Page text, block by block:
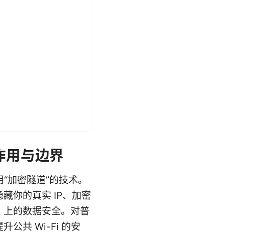
用与边界
密隧道”的技术。
你的真实 IP、加密
的数据安全。对普
升公共 Wi-Fi 的安